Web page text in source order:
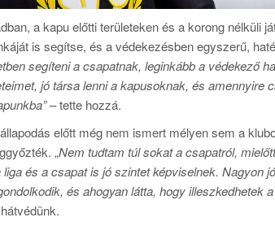
a kapu előtti területeken és a korong nélküli
is segítse, és a védekezésben egyszerű,
segíteni a csapatnak, leginkább a védekező
jó társa lenni a kapusoknak, és amennyire
– tette hozzá.
előtt még nem ismert mélyen sem a
„Nem tudtam túl sokat a csapatról,
és a csapat is jó szintet képviselnek. Nagyon
és ahogyan látta, hogy illeszkedhetek